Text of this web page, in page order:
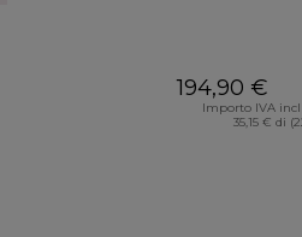
194,90 €
Importo IVA
35,15 € di